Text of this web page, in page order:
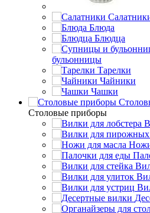
Блюда
Блюдца
бульонницы
Тарелки
Чайники
Чашки
Cтоловые приборы